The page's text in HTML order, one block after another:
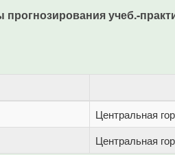
учеб.-
Центральная
Центральная